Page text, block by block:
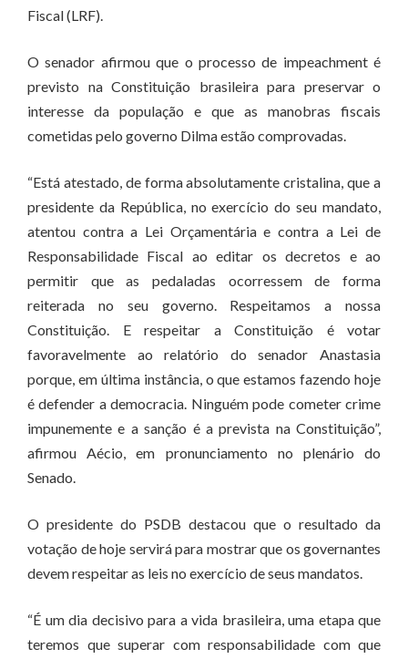
Fiscal (LRF).
O senador afirmou que o processo de impeachment é
previsto na Constituição brasileira para preservar o
interesse da população e que as manobras fiscais
cometidas pelo governo Dilma estão comprovadas.
“Está atestado, de forma absolutamente cristalina, que a
presidente da República, no exercício do seu mandato,
atentou contra a Lei Orçamentária e contra a Lei de
Responsabilidade Fiscal ao editar os decretos e ao
permitir que as pedaladas ocorressem de forma
reiterada no seu governo. Respeitamos a nossa
Constituição. E respeitar a Constituição é votar
favoravelmente ao relatório do senador Anastasia
porque, em última instância, o que estamos fazendo hoje
é defender a democracia. Ninguém pode cometer crime
impunemente e a sanção é a prevista na Constituição”,
afirmou Aécio, em pronunciamento no plenário do
Senado.
O presidente do PSDB destacou que o resultado da
votação de hoje servirá para mostrar que os governantes
devem respeitar as leis no exercício de seus mandatos.
“É um dia decisivo para a vida brasileira, uma etapa que
teremos que superar com responsabilidade com que